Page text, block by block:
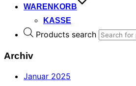
WARENKORB
KASSE
Products search
Archiv
Januar 2025